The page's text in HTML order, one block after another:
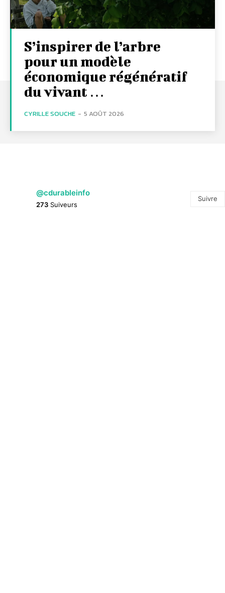
S’inspirer de l’arbre
pour un modèle
économique régénératif
du vivant …
CYRILLE SOUCHE - 5 AOÛT 2026
@cdurableinfo
273 Suiveurs
Suivre